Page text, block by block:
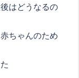
はどうなるの
ちゃんのため